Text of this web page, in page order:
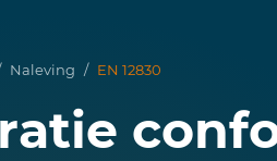
Naleving / EN 12830